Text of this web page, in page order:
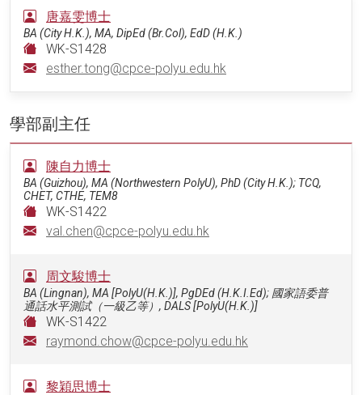
唐嘉雯博士
BA (City H.K.), MA, DipEd (Br.Col), EdD (H.K.)
WK-S1428
esther.tong@cpce-polyu.edu.hk
學部副主任
陳自力博士
BA (Guizhou), MA (Northwestern PolyU), PhD (City H.K.); TCQ,
CHET, CTHE, TEM8
WK-S1422
val.chen@cpce-polyu.edu.hk
周文駿博士
BA (Lingnan), MA [PolyU(H.K.)], PgDEd (H.K.I.Ed); 國家語委普
通話水平測試（一級乙等）, DALS [PolyU(H.K.)]
WK-S1422
raymond.chow@cpce-polyu.edu.hk
黎穎思博士